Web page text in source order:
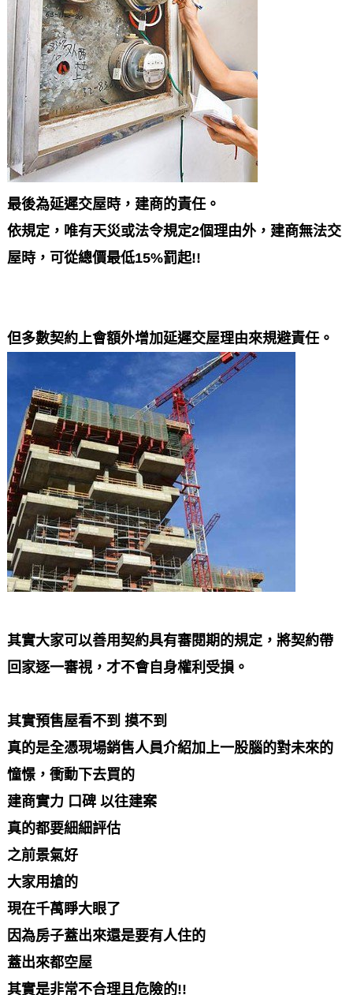
最後為延遲交屋時，建商的責任。
依規定，唯有天災或法令規定2個理由外，建商無法交
屋時，可從總價最低15%罰起!!
但多數契約上會額外增加延遲交屋理由來規避責任。
其實大家可以善用契約具有審閱期的規定，將契約帶
回家逐一審視，才不會自身權利受損。
其實預售屋看不到 摸不到
真的是全憑現場銷售人員介紹加上一股腦的對未來的
憧憬，衝動下去買的
建商實力 口碑 以往建案
真的都要細細評估
之前景氣好
大家用搶的
現在千萬睜大眼了
因為房子蓋出來還是要有人住的
蓋出來都空屋
其實是非常不合理且危險的!!